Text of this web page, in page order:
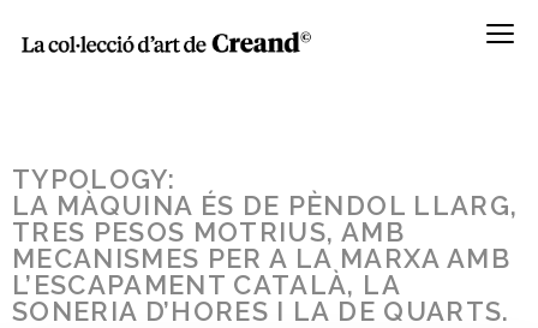
Menú
TYPOLOGY:
LA MÀQUINA ÉS DE PÈNDOL LLARG,
TRES PESOS MOTRIUS, AMB
MECANISMES PER A LA MARXA AMB
L’ESCAPAMENT CATALÀ, LA
SONERIA D’HORES I LA DE QUARTS.